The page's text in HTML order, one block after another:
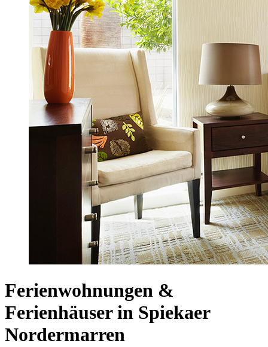
Ferienwohnungen &
Ferienhäuser in Spiekaer
Nordermarren